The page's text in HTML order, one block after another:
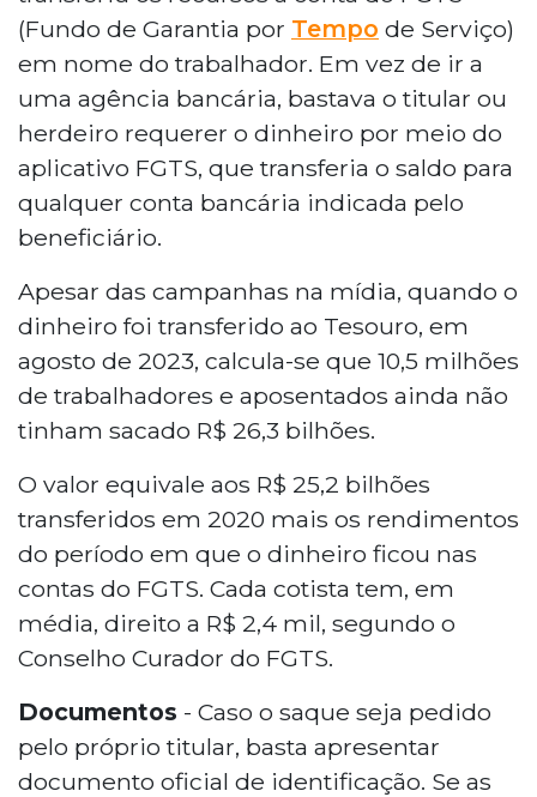
(Fundo de Garantia por Tempo de Serviço)
em nome do trabalhador. Em vez de ir a
uma agência bancária, bastava o titular ou
herdeiro requerer o dinheiro por meio do
aplicativo FGTS, que transferia o saldo para
qualquer conta bancária indicada pelo
beneficiário.
Apesar das campanhas na mídia, quando o
dinheiro foi transferido ao Tesouro, em
agosto de 2023, calcula-se que 10,5 milhões
de trabalhadores e aposentados ainda não
tinham sacado R$ 26,3 bilhões.
O valor equivale aos R$ 25,2 bilhões
transferidos em 2020 mais os rendimentos
do período em que o dinheiro ficou nas
contas do FGTS. Cada cotista tem, em
média, direito a R$ 2,4 mil, segundo o
Conselho Curador do FGTS.
Documentos - Caso o saque seja pedido
pelo próprio titular, basta apresentar
documento oficial de identificação. Se as